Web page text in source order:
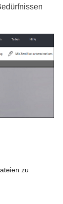
zu